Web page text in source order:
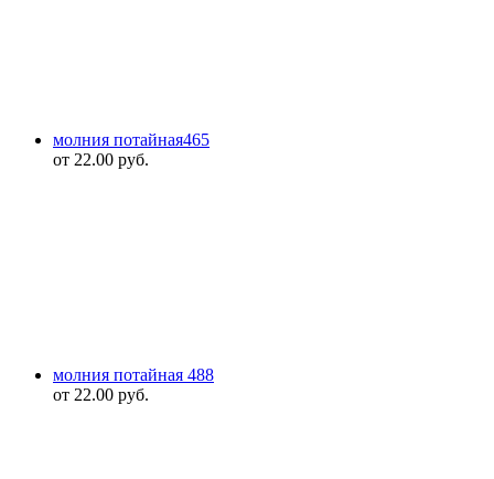
молния потайная465
от 22.00 руб.
молния потайная 488
от 22.00 руб.